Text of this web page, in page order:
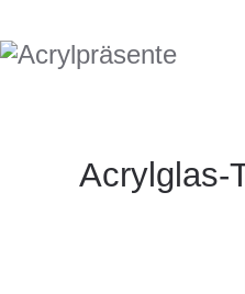
Acrylglas-